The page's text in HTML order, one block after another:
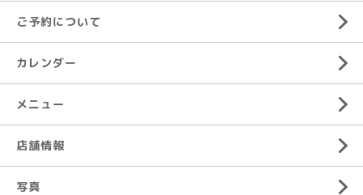
ご予約について
カレンダー
メニュー
店舗情報
写真